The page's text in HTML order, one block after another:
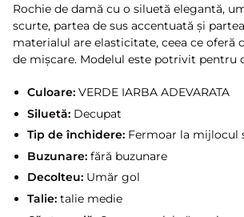
Rochie de damă cu o siluetă elegantă,
scurte, partea de sus accentuată și
materialul are elasticitate, ceea ce oferă
de mișcare. Modelul este potrivit pentru
Culoare:VERDE IARBA ADEVARATA
Siluetă:Decupat
Tip de închidere:Fermoar la mijlocul
Buzunare:fără buzunare
Decolteu:Umăr gol
Talie:talie medie